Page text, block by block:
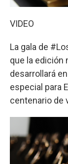
VIDEO
La gala de
que la edición
desarrollará
especial para
centenario de